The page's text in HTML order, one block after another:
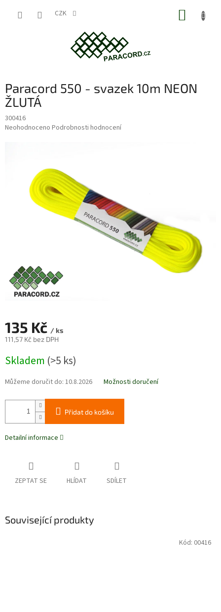
CZK
Paracord 550 - svazek 10m NEON
ŽLUTÁ
300416
Průměrné
hvězdiček.
Neohodnoceno Podrobnosti hodnocení
135 Kč / ks
111,57 Kč bez DPH
cena:
Skladem (>5 ks)
Můžeme doručit do: 10.8.2026 Možnosti doručení
Přidat do košíku
Detailní informace
ZEPTAT SE HLÍDAT SDÍLET
Související produkty
Kód: 00416